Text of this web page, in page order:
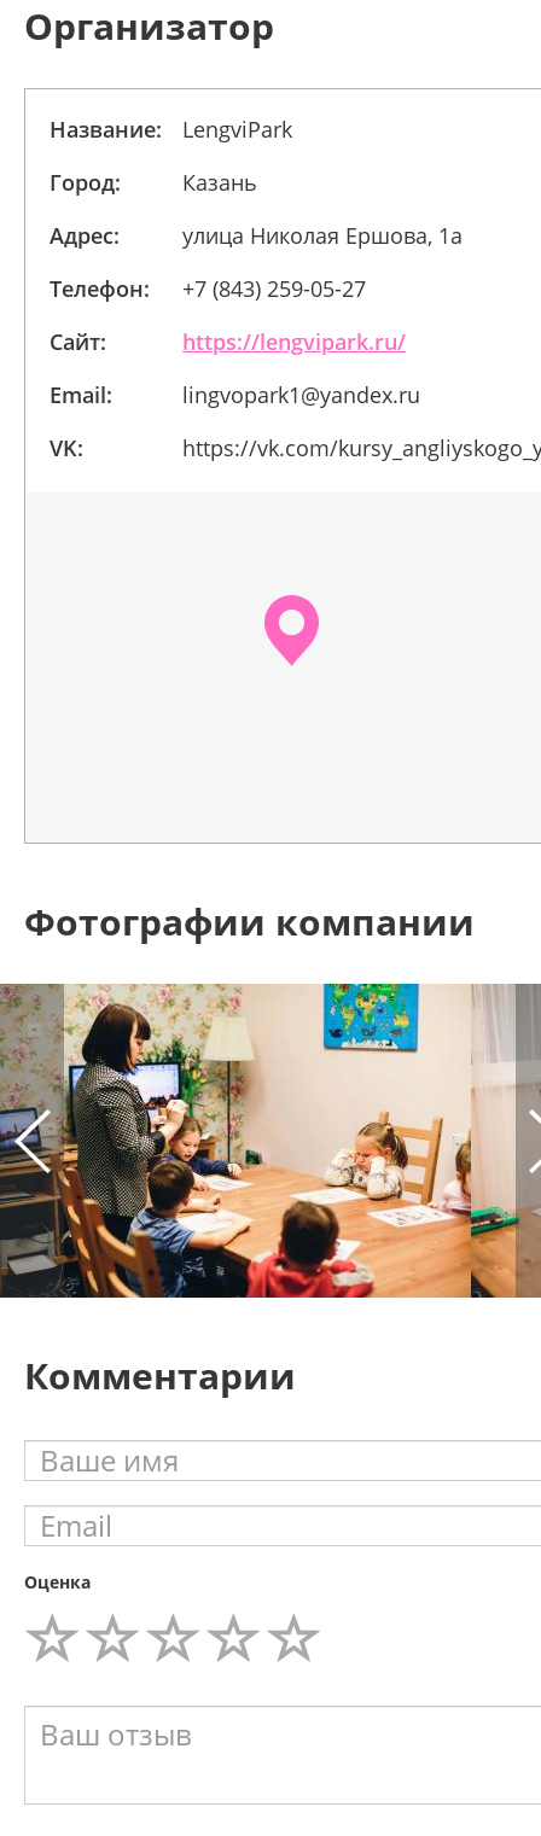
Организатор
Название:
LengviPark
Город:
Казань
Адрес:
улица Николая Ершова, 1а
Телефон:
+7 (843) 259-05-27
Сайт:
https://lengvipark.ru/
Email:
lingvopark1@yandex.ru
VK:
https://vk.com/
Фотографии компании
Комментарии
Оценка